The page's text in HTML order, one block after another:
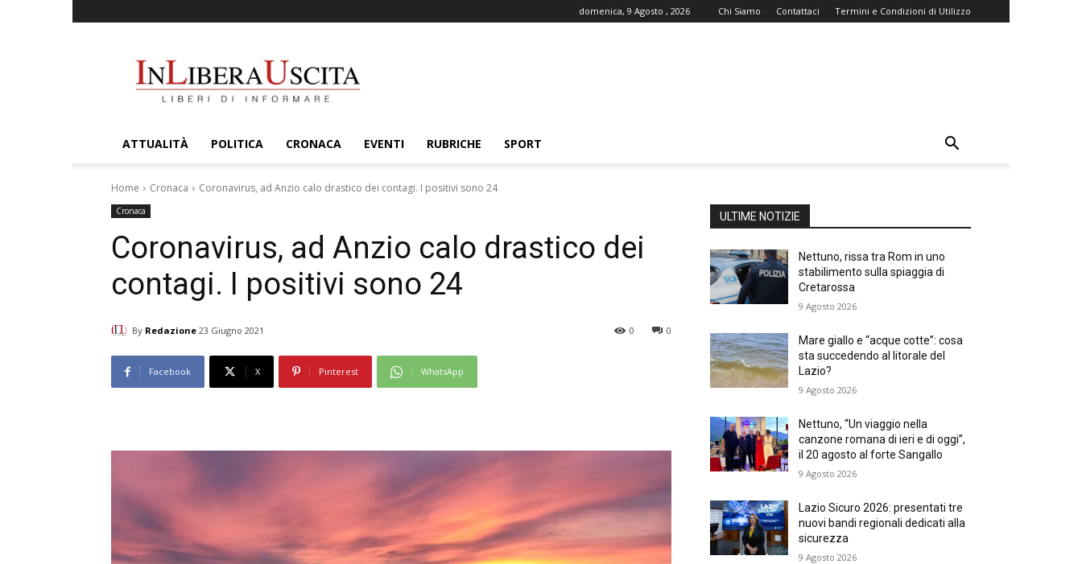
domenica, 9 Agosto , 2026 Chi Siamo Contattaci Termini e Condizioni di Utilizzo
ATTUALITÀ POLITICA CRONACA EVENTI RUBRICHE SPORT
Home Cronaca Coronavirus, ad Anzio calo drastico dei contagi. I positivi sono 24
Cronaca
Coronavirus, ad Anzio calo drastico dei
contagi. I positivi sono 24
By Redazione 23 Giugno 2021 0
0
Facebook X Pinterest WhatsApp
ULTIME NOTIZIE
Nettuno, rissa tra Rom in uno
stabilimento sulla spiaggia di
Cretarossa
9 Agosto 2026
Mare giallo e “acque cotte”: cosa
sta succedendo al litorale del
Lazio?
9 Agosto 2026
Nettuno, “Un viaggio nella
canzone romana di ieri e di oggi”,
il 20 agosto al forte Sangallo
9 Agosto 2026
Lazio Sicuro 2026: presentati tre
nuovi bandi regionali dedicati alla
sicurezza
9 Agosto 2026